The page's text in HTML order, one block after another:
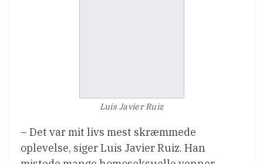
Luis Javier Ruiz
– Det var mit livs mest skræmmede
oplevelse, siger Luis Javier Ruiz. Han